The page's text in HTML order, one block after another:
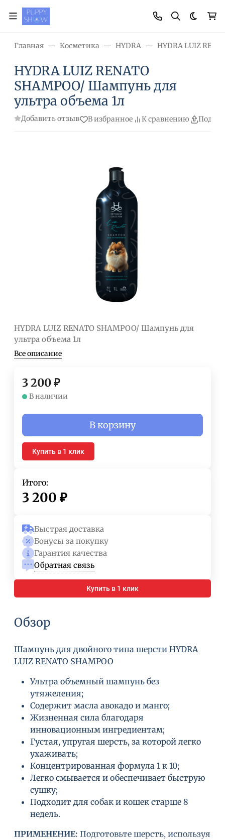
Главная Косметика HYDRA HYDRA LUIZ
HYDRA LUIZ RENATO
SHAMPOO/ Шампунь для
ультра объема 1л
Добавить отзыв В избранное К сравнению
HYDRA LUIZ RENATO SHAMPOO/ Шампунь для
ультра объема 1л
Все описание
3 200₽
В наличии
В корзину
Купить в 1 клик
Итого:
3 200 ₽
Быстрая доставка
Бонусы за покупку
Гарантия качества
Обратная связь
Купить в 1 клик
Обзор
Шампунь для двойного типа шерсти HYDRA
LUIZ RENATO SHAMPOO
Ультра объемный шампунь без
утяжеления;
Содержит масла авокадо и манго;
Жизненная сила благодаря
инновационным ингредиентам;
Густая, упругая шерсть, за которой легко
ухаживать;
Концентрированная формула 1 к 10;
Легко смывается и обеспечивает быструю
сушку;
Подходит для собак и кошек старше 8
недель.
ПРИМЕНЕНИЕ: Подготовьте шерсть, используя